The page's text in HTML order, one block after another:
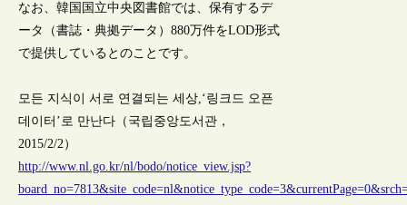
なお、韓国国立中央図書館では、保有するデ
ータ（書誌・典拠データ）880万件をLOD形式
で提供しているとのことです。
모든 지식이 서로 연결되는 세상,‘링크드 오픈
데이터’로 만난다（국립중앙도서관，
2015/2/2）
http://www.nl.go.kr/nl/bodo/notice_view.jsp?